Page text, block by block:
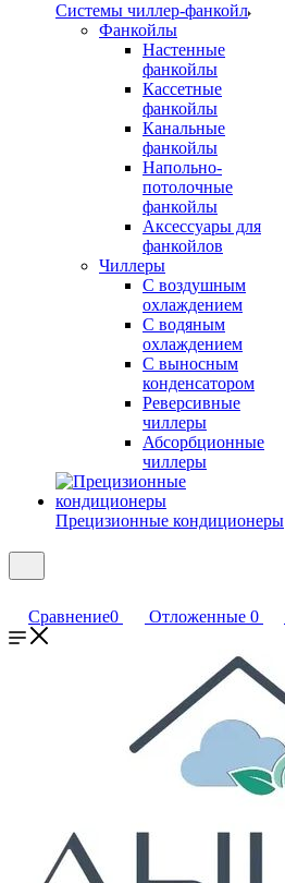
Системы чиллер-фанкойл
Фанкойлы
Настенные
фанкойлы
Кассетные
фанкойлы
Канальные
фанкойлы
Напольно-
потолочные
фанкойлы
Аксессуары для
фанкойлов
Чиллеры
С воздушным
охлаждением
С водяным
охлаждением
С выносным
конденсатором
Реверсивные
чиллеры
Абсорбционные
чиллеры
Прецизионные кондиционеры
Сравнение0 Отложенные 0